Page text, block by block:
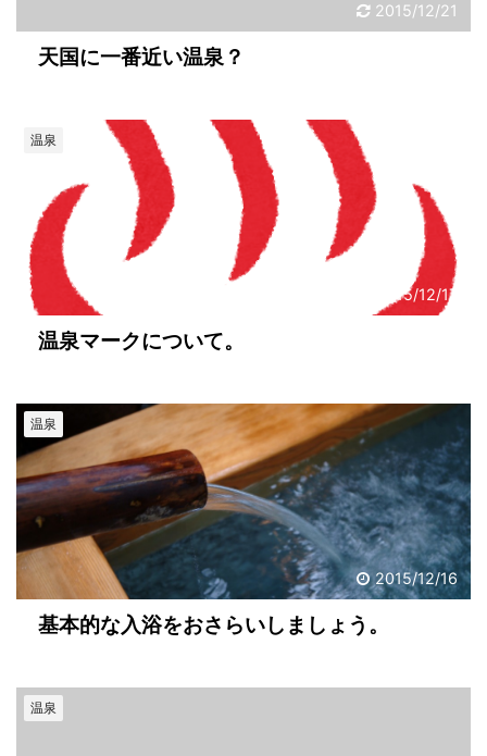
2015/12/21
天国に一番近い温泉？
2015/12/17
温泉
温泉マークについて。
2015/12/16
温泉
基本的な入浴をおさらいしましょう。
温泉